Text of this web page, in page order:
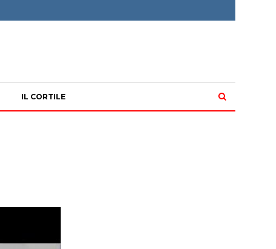
IL CORTILE